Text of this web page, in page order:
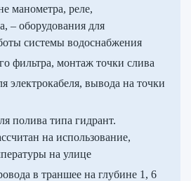
манометра, реле,
– оборудования для
системы водоснабжения
фильтра, монтаж точки слива
электрокабеля, вывода на точки
полива типа гидрант.
на использование,
на улице
в траншее на глубине 1, 6